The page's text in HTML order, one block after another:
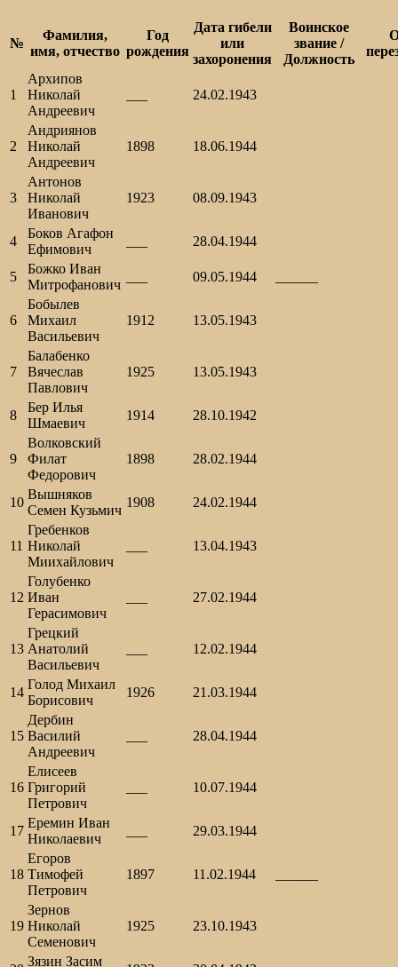
№
Фамилия,
имя, отчество
Год
рождения
Дата гибели
или
захоронения
Воинское
звание /
Должность
1
Архипов
Николай
Андреевич
24.02.1943
2
Андриянов
Николай
Андреевич
1898 18.06.1944
3
Антонов
Николай
Иванович
1923 08.09.1943
4
Боков Агафон
Ефимович
28.04.1944
5
Божко Иван
Митрофанович
09.05.1944
6
Бобылев
Михаил
Васильевич
1912 13.05.1943
7
Балабенко
Вячеслав
Павлович
1925 13.05.1943
8
Бер Илья
Шмаевич
1914 28.10.1942
9
Волковский
Филат
Федорович
1898 28.02.1944
10
Вышняков
Семен Кузьмич
1908 24.02.1944
11
Гребенков
Николай
Миихайлович
13.04.1943
12
Голубенко
Иван
Герасимович
27.02.1944
13
Грецкий
Анатолий
Васильевич
12.02.1944
14
Голод Михаил
Борисович
1926 21.03.1944
15
Дербин
Василий
Андреевич
28.04.1944
16
Елисеев
Григорий
Петрович
10.07.1944
17
Еремин Иван
Николаевич
29.03.1944
18
Егоров
Тимофей
Петрович
1897 11.02.1944
19
Зернов
Николай
Семенович
1925 23.10.1943
Зязин Засим